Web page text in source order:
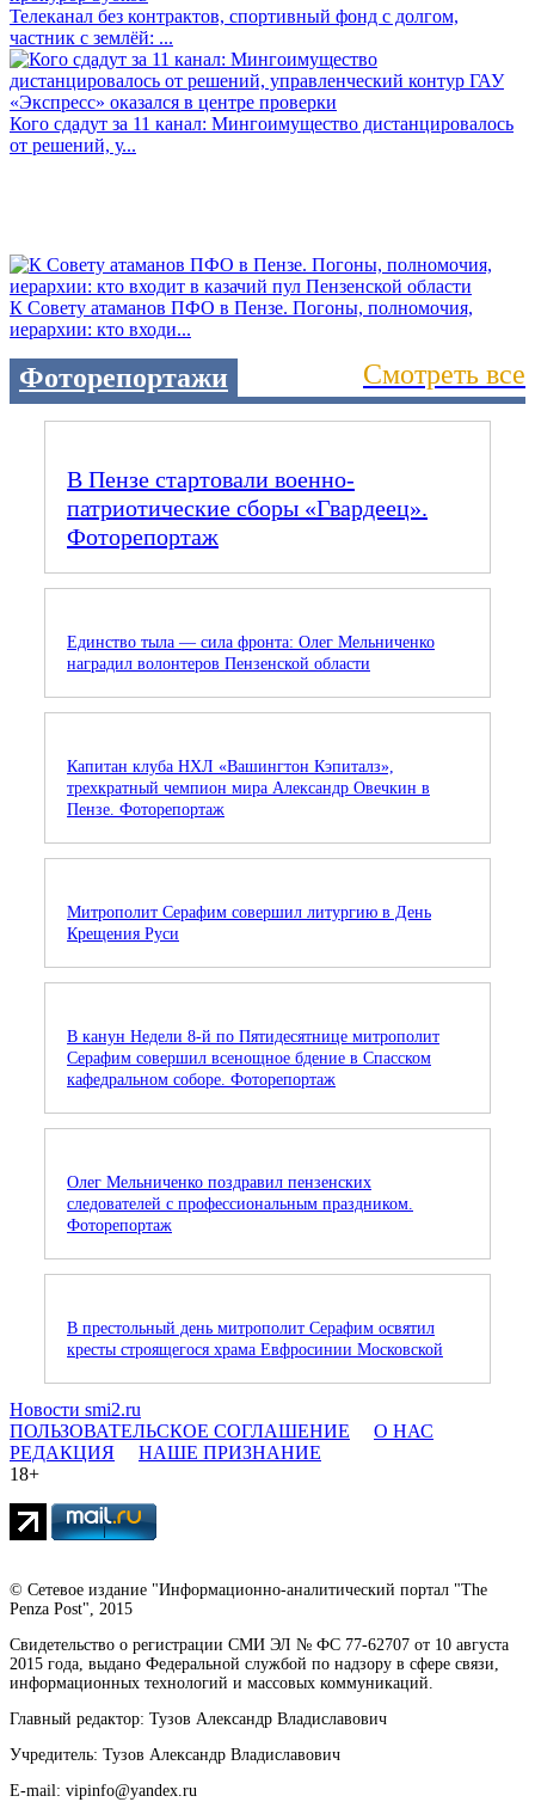
Телеканал без контрактов, спортивный фонд с долгом,
частник с землёй: ...
Кого сдадут за 11 канал: Мингоимущество дистанцировалось
от решений, у...
К Совету атаманов ПФО в Пензе. Погоны, полномочия,
иерархии: кто входи...
Фоторепортажи Смотреть все
В Пензе стартовали военно-
патриотические сборы «Гвардеец».
Фоторепортаж
Единство тыла — сила фронта: Олег Мельниченко
наградил волонтеров Пензенской области
Капитан клуба НХЛ «Вашингтон Кэпиталз»,
трехкратный чемпион мира Александр Овечкин в
Пензе. Фоторепортаж
Митрополит Серафим совершил литургию в День
Крещения Руси
В канун Недели 8-й по Пятидесятнице митрополит
Серафим совершил всенощное бдение в Спасском
кафедральном соборе. Фоторепортаж
Олег Мельниченко поздравил пензенских
следователей с профессиональным праздником.
Фоторепортаж
В престольный день митрополит Серафим освятил
кресты строящегося храма Евфросинии Московской
Новости smi2.ru
ПОЛЬЗОВАТЕЛЬСКОЕ СОГЛАШЕНИЕ
О НАС
РЕДАКЦИЯ
НАШЕ ПРИЗНАНИЕ
18+
© Сетевое издание "Информационно-аналитический портал "The
Penza Post", 2015
Свидетельство о регистрации СМИ ЭЛ № ФС 77-62707 от 10 августа
2015 года, выдано Федеральной службой по надзору в сфере связи,
информационных технологий и массовых коммуникаций.
Главный редактор: Тузов Александр Владиславович
Учредитель: Тузов Александр Владиславович
E-mail: vipinfo@yandex.ru